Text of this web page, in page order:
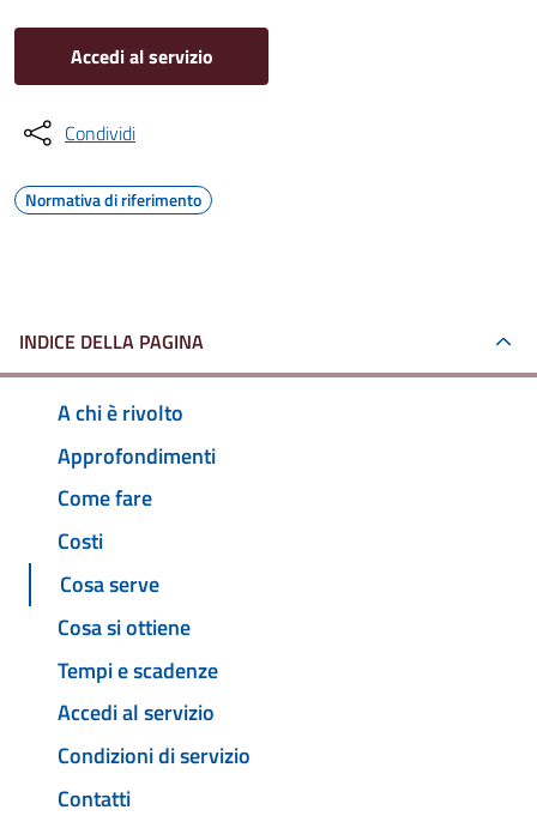
Accedi al servizio
Condividi
Normativa di riferimento
INDICE DELLA PAGINA
A chi è rivolto
Approfondimenti
Come fare
Costi
Cosa serve
Cosa si ottiene
Tempi e scadenze
Accedi al servizio
Condizioni di servizio
Contatti